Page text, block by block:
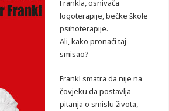
Frankla, osnivača
logoterapije, bečke škole
psihoterapije.
Ali, kako pronaći taj
smisao?
Frankl smatra da nije na
čovjeku da postavlja
pitanja o smislu života,